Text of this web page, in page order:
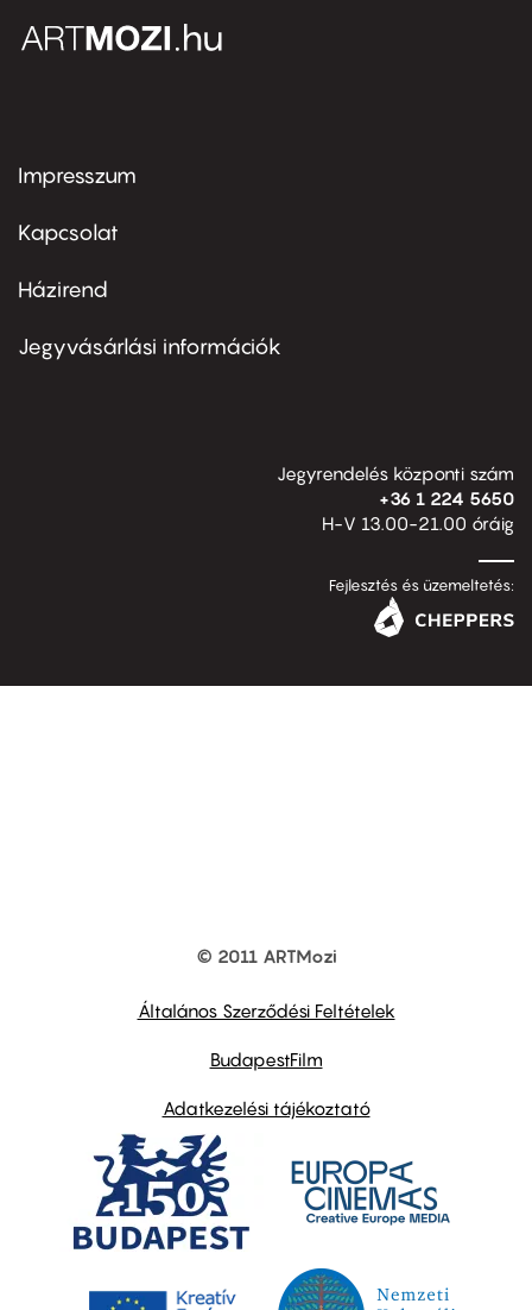
Footer
first
Impresszum
Kapcsolat
Footer
second
Házirend
Jegyvásárlási információk
Jegyrendelés központi szám
+36 1 224 5650
H-V 13.00-21.00 óráig
Fejlesztés és üzemeltetés:
© 2011 ARTMozi
Általános Szerződési Feltételek
BudapestFilm
Adatkezelési tájékoztató